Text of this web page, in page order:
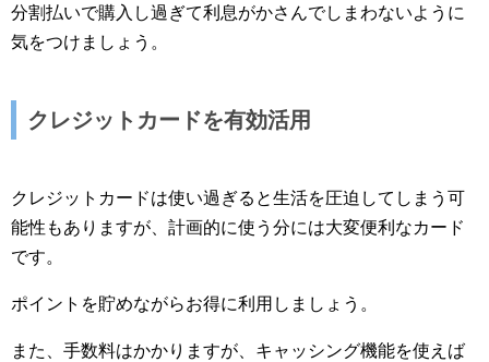
分割払いで購入し過ぎて利息がかさんでしまわないように
気をつけましょう。
クレジットカードを有効活用
クレジットカードは使い過ぎると生活を圧迫してしまう可
能性もありますが、計画的に使う分には大変便利なカード
です。
ポイントを貯めながらお得に利用しましょう。
また、手数料はかかりますが、キャッシング機能を使えば